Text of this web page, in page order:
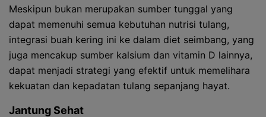
Meskipun bukan merupakan sumber tunggal yang
dapat memenuhi semua kebutuhan nutrisi tulang,
integrasi buah kering ini ke dalam diet seimbang, yang
juga mencakup sumber kalsium dan vitamin D lainnya,
dapat menjadi strategi yang efektif untuk memelihara
kekuatan dan kepadatan tulang sepanjang hayat.
Jantung Sehat